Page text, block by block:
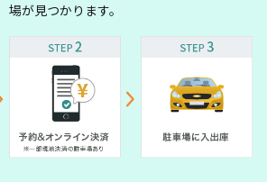
場が見つかります。